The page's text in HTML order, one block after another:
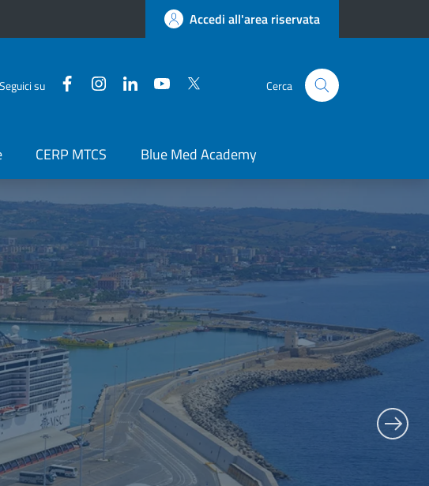
Accedi all'area riservata
Seguici su FacebookInstagramLinkedInYouTube Cerca
CERP MTCS Blue Med Academy